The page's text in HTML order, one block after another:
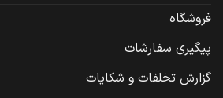
فروشگاه
پیگیری سفارشات
گزارش تخلفات و شکایات